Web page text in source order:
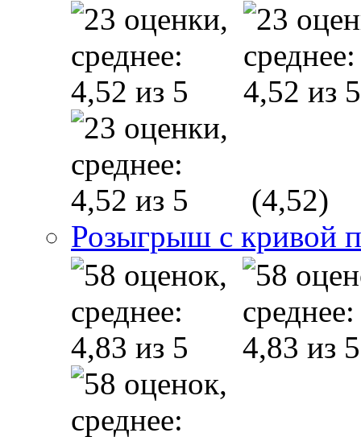
(4,52)
Розыгрыш с кривой